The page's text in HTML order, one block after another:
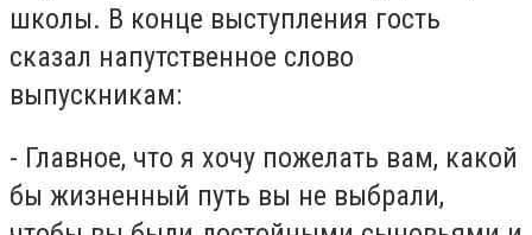
школы. В конце выступления гость
сказал напутственное слово
выпускникам:
- Главное, что я хочу пожелать вам, какой
бы жизненный путь вы не выбрали,